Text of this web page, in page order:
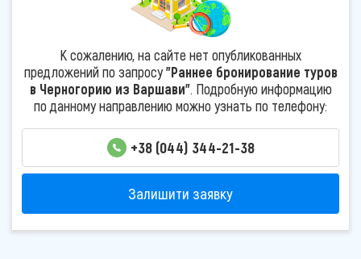
К сожалению, на сайте нет опубликованных
предложений по запросу"Раннее бронирование туров
в Черногорию из Варшави". Подробную информацию
по данному направлению можно узнать по телефону:
+38 (044) 344-21-38
Залишити заявку